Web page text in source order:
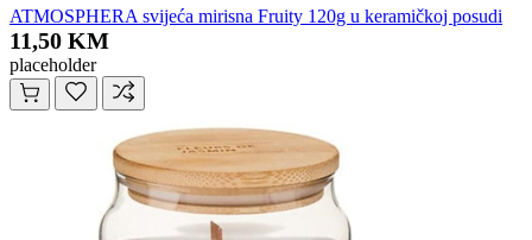
ATMOSPHERA svijeća mirisna Fruity 120g u keramičkoj posudi
11,50 KM
placeholder